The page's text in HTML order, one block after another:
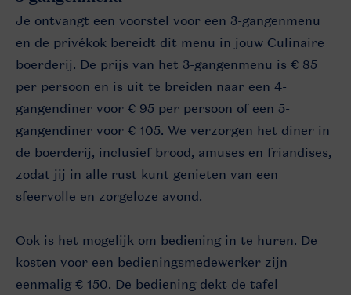
Je ontvangt een voorstel voor een 3-gangenmenu
en de privékok bereidt dit menu in jouw Culinaire
boerderij. De prijs van het 3-gangenmenu is € 85
per persoon en is uit te breiden naar een 4-
gangendiner voor € 95 per persoon of een 5-
gangendiner voor € 105. We verzorgen het diner in
de boerderij, inclusief brood, amuses en friandises,
zodat jij in alle rust kunt genieten van een
sfeervolle en zorgeloze avond.
Ook is het mogelijk om bediening in te huren. De
kosten voor een bedieningsmedewerker zijn
eenmalig € 150. De bediening dekt de tafel